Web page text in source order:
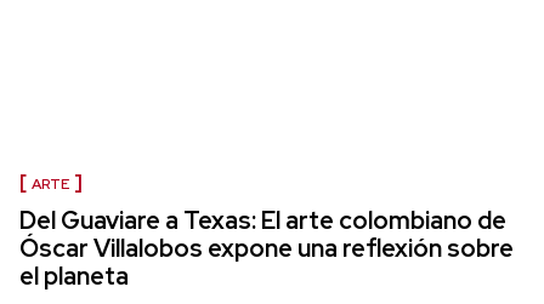
ARTE
Del Guaviare a Texas: El arte colombiano de
Óscar Villalobos expone una reflexión sobre
el planeta